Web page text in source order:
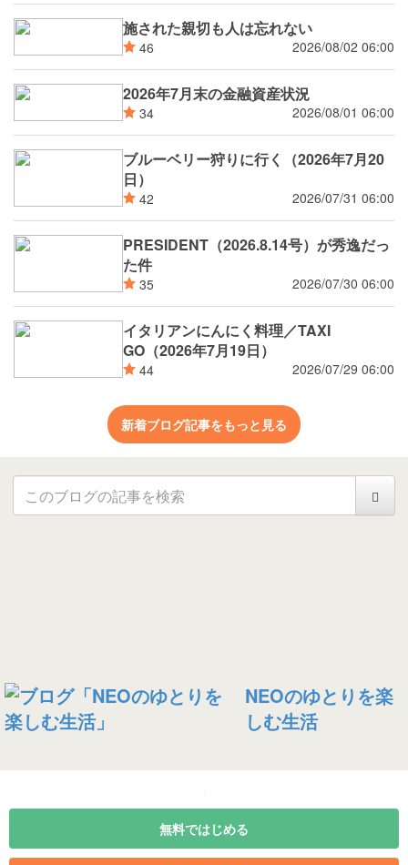
施された親切も人は忘れない
46 2026/08/02 06:00
2026年7月末の金融資産状況
34 2026/08/01 06:00
ブルーベリー狩りに行く（2026年7月20
日）
42 2026/07/31 06:00
PRESIDENT（2026.8.14号）が秀逸だっ
た件
35 2026/07/30 06:00
イタリアンにんにく料理／TAXI
GO（2026年7月19日）
44 2026/07/29 06:00
新着ブログ記事をもっと見る
NEOのゆとりを楽
しむ生活
無料ではじめる